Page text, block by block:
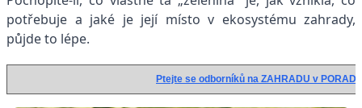
potřebuje a jaké je její místo v ekosystému zahrady,
půjde to lépe.
Ptejte se odborníků na ZAHRADU v